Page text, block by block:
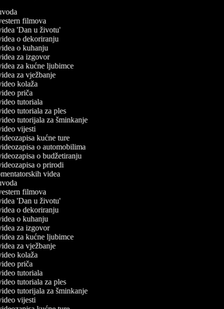
filmova
'Dan u životu'
o dekoriranju
o kuhanju
za izgovor
za kućne ljubimce
za vježbanje
kolaža
priča
tutoriala
tutoriala za ples
tutorijala za šminkanje
vijesti
kućne ture
o automobilima
o budžetiranju
o prirodi
videa
filmova
'Dan u životu'
o dekoriranju
o kuhanju
za izgovor
za kućne ljubimce
za vježbanje
kolaža
priča
tutoriala
tutoriala za ples
tutorijala za šminkanje
vijesti